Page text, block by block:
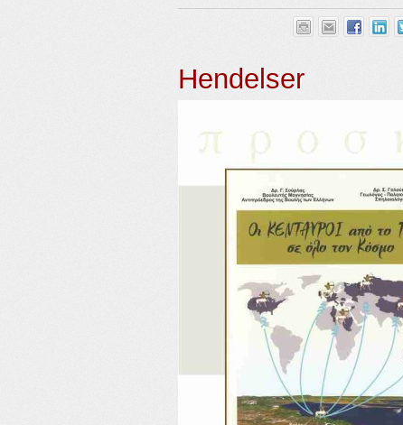
Hendelser